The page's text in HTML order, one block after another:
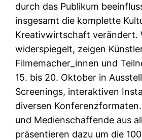
durch das Publikum
insgesamt die komplette
Kreativwirtschaft verändert.
widerspiegelt, zeigen
Filmemacher_innen und
15. bis 20. Oktober in
Screenings, interaktiven
diversen
und Medienschaffende aus
präsentieren dazu um die